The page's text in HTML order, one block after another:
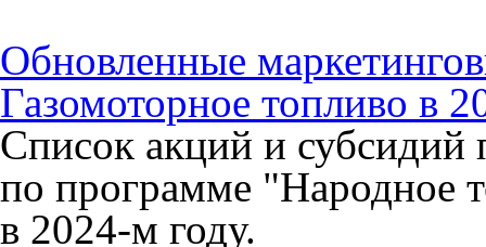
Обновленные
Газомоторное топливо в
Список акций и субсидий
по программе "Народное
в 2024-м году.